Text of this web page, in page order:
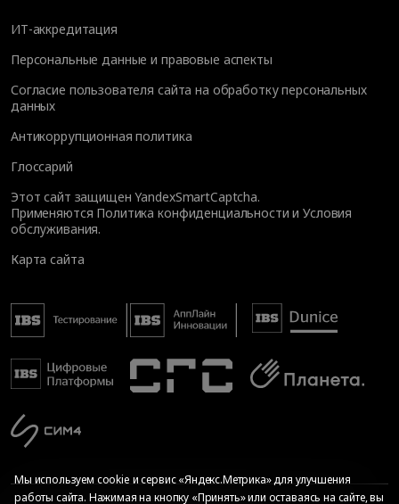
ИТ-аккредитация
Персональные данные и правовые аспекты
Согласие пользователя сайта на обработку персональных
данных
Антикоррупционная политика
Глоссарий
Этот сайт защищен YandexSmartCaptcha.
Применяются Политика конфиденциальности иУсловия
обслуживания.
Карта сайта
Мы используем cookie и сервис «Яндекс.Метрика» для улучшения
работы сайта. Нажимая на кнопку «Принять» или оставаясь на сайте, вы